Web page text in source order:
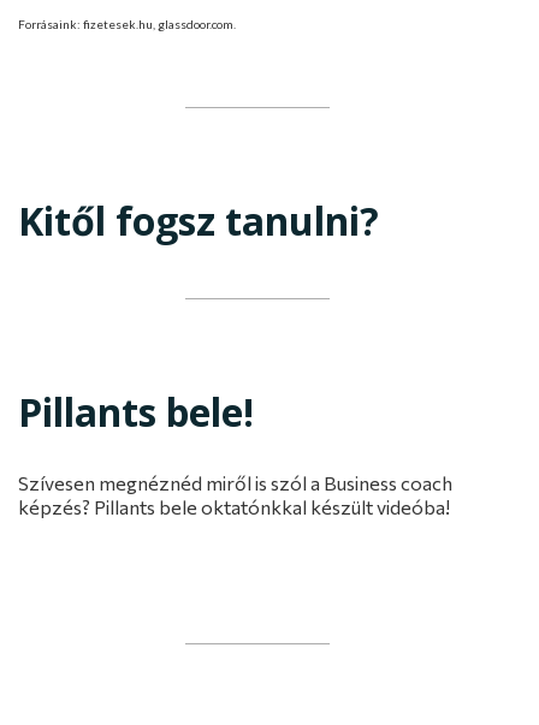
Forrásaink: fizetesek.hu, glassdoor.com.
Kitől fogsz tanulni?
Pillants bele!
Szívesen megnéznéd miről is szól a Business coach
képzés? Pillants bele oktatónkkal készült videóba!